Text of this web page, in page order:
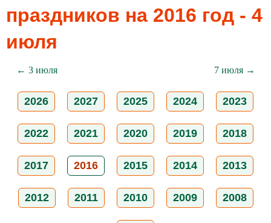
праздников на 2016 год - 4
июля
← 3 июля 7 июля →
2026 2027 2025 2024 2023
2022 2021 2020 2019 2018
2017 2016 2015 2014 2013
2012 2011 2010 2009 2008